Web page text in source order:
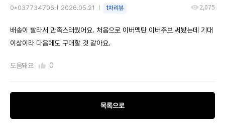
0*037734706 2026.05.21 1차리뷰 2,075
배송이 빨라서 만족스러웠어요. 처음으로 이버멕틴 이버주브 써봤는데 기대
이상이라 다음에도 구매할 것 같아요.
도움돼요 0
목록으로